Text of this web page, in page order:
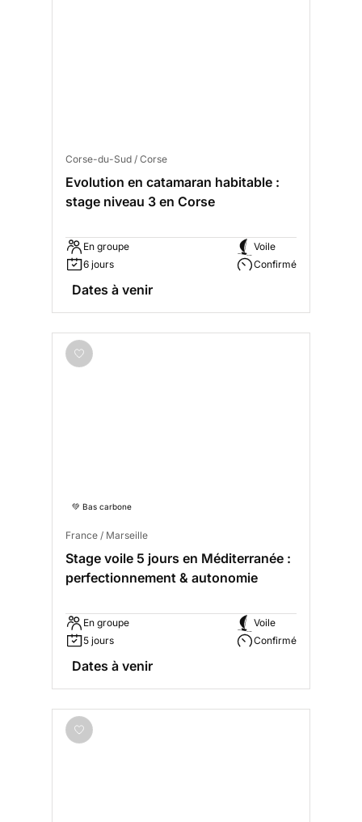
Corse-du-Sud / Corse
Evolution en catamaran habitable :
stage niveau 3 en Corse
En groupe
6 jours
Voile
Confirmé
Dates à venir
💚 Bas carbone
France / Marseille
Stage voile 5 jours en Méditerranée :
perfectionnement & autonomie
En groupe
5 jours
Voile
Confirmé
Dates à venir